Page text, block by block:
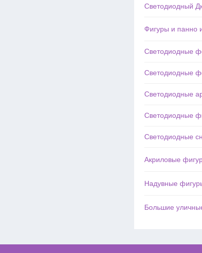
Светодиодный
Фигуры и панно
Светодиодные
Светодиодные
Светодиодные
Светодиодные
Светодиодные
Акриловые
Надувные
Большие